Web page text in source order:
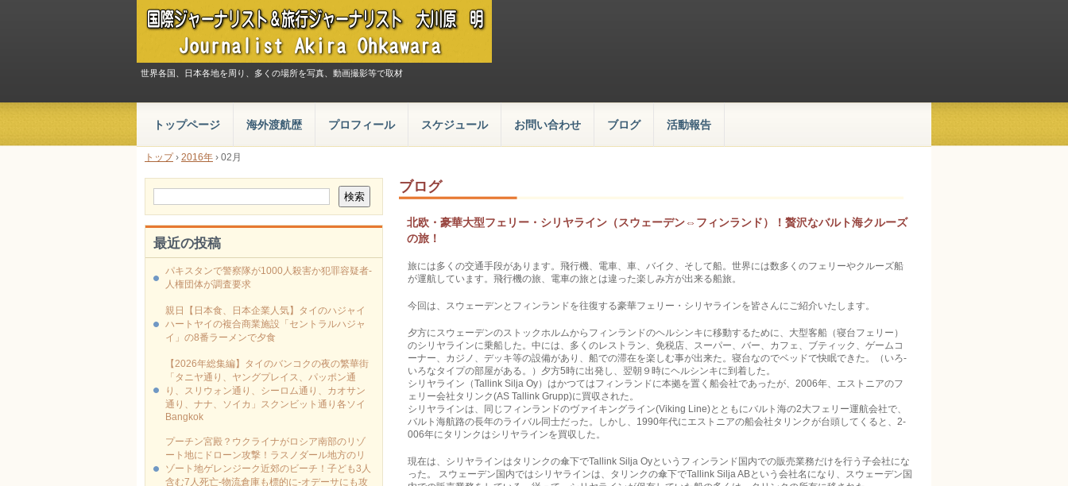
世界各国、日本各地を周り、多くの場所を写真、動画撮影等で取材
トップページ 海外渡航歴 プロフィール スケジュール お問い合わせ ブログ 活動報告
トップ› 2016年 › 02月
ブログ
北欧・豪華大型フェリー・シリヤライン（スウェーデン⇔フィンランド）！贅沢なバルト海クルーズ
の旅！
旅には多くの交通手段があります。飛行機、電車、車、バイク、そして船。世界には数多­くのフェリーやクルーズ船
が運航しています。飛行機の旅、電車の旅とは違った楽しみ方­が出来る船旅。
今回は、スウェーデンとフィンランドを往復する豪華フェリー・シリヤラインを皆さんに­ご紹介いたします。
夕方にスウェーデンのストックホルムからフィンランドのヘルシン­キに移動するために­、大型客船（寝台フェリー）
のシリヤラインに乗船した。中には、多­くのレストラン、­免税店、スーパー、バー、カフェ、ブティック、ゲームコ
ーナー、カジ­ノ、デッキ等の­設備があり、船での滞在を楽しむ事が出来た。寝台なのでベッドで快眠で­きた。（いろ­
いろなタイプの部屋がある。）夕方5時に出発し、翌朝９時にヘルシンキに­到着した。
シリヤライン（Tallink Silja Oy）はかつてはフィンランドに本拠を置く船会社であったが、2006年、エストニア­­のフ
ェリー会社タリンク(AS Tallink Grupp)に買収された。
シリヤラインは、同じフィンランドのヴァイキングライン(Viking Line)とともにバルト海の2大フェリー運航会社で、
バルト海航路の長年のライバル­­同士だった。しかし、1990年代にエストニアの船会社タリンクが台頭してくると、­2­
006年にタリンクはシリヤラインを買収した。
現在は、シリヤラインはタリンクの傘下でTallink Silja Oyというフィンランド国内での販売業務だけを行う子会社にな
った。 スウェーデン国内ではシリヤラインは、タリンクの傘下でTallink Silja ABという会社名になり、スウェーデン国
最近の投稿
パキスタンで警察隊が1000人殺害か犯罪容疑者-
人権団体が調査要求
親日【日本食、日本企業人気】タイのハジャイ
ハートヤイの複合商業施設「セントラルハジャ
イ」の8番ラーメンで夕食
【2026年総集編】タイのバンコクの夜の繁華街
「タニヤ通り、ヤングプレイス、パッポン通
り、スリウォン通り、シーロム通り、カオサン
通り、ナナ、ソイカ」スクンビット通り各ソイ
Bangkok
プーチン宮殿？ウクライナがロシア南部のリゾ
ート地にドローン攻撃！ラスノダール地方のリ
ゾート地ゲレンジーク近郊のビーチ！子ども3人
含む7人死亡-物流倉庫も標的に‐オデーサにも攻